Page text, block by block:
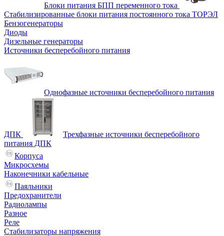
Блоки питания БПП переменного тока
Стабилизированные блоки питания постоянного тока ТОРЭЛ
Бензогенераторы
Диоды
Дизельные генераторы
Источники бесперебойного питания
Однофазные источники бесперебойного питания
ДПК
Трехфазные источники бесперебойного
питания ДПК
Корпуса
Микросхемы
Наконечники кабельные
Паяльники
Предохранители
Радиолампы
Разное
Реле
Стабилизаторы напряжения